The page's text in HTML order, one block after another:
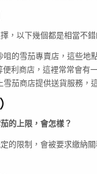
，以下幾個都是相當不錯
咀的雪茄專賣店，這些地
利商店，這裡常常會有
茄商店提供送貨服務，
的上限，會怎樣？
的限制，會被要求繳納